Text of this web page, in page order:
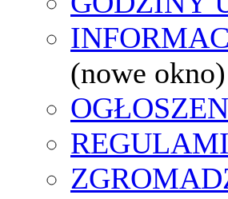
(nowe okno)